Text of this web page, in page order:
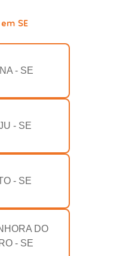
SE
- SE
- SE
- SE
DO
- SE